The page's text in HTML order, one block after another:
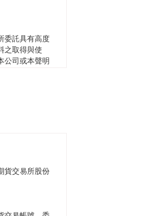
委託具有高度
之取得與使
公司或本聲明
請務必記得登
站之隱私權保
貨交易所股份